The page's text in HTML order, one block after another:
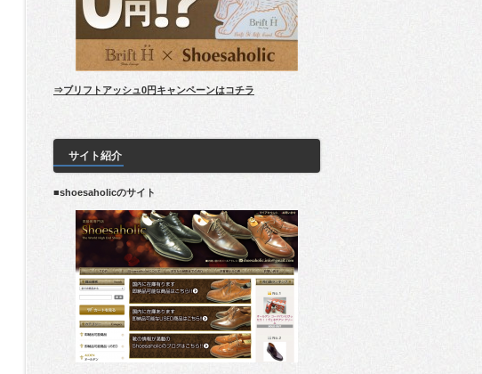
⇒ブリフトアッシュ0円キャンペーンはコチラ
サイト紹介
■shoesaholicのサイト